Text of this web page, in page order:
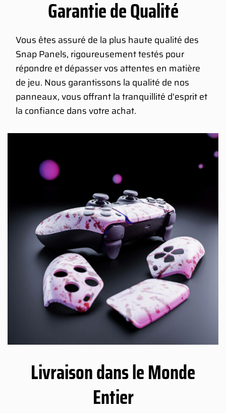
Garantie de Qualité
Vous êtes assuré de la plus haute qualité des
Snap Panels, rigoureusement testés pour
répondre et dépasser vos attentes en matière
de jeu. Nous garantissons la qualité de nos
panneaux, vous offrant la tranquillité d'esprit et
la confiance dans votre achat.
Livraison dans le Monde
Entier